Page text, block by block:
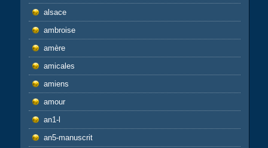
alsace
ambroise
amère
amicales
amiens
amour
an1-l
an5-manuscrit